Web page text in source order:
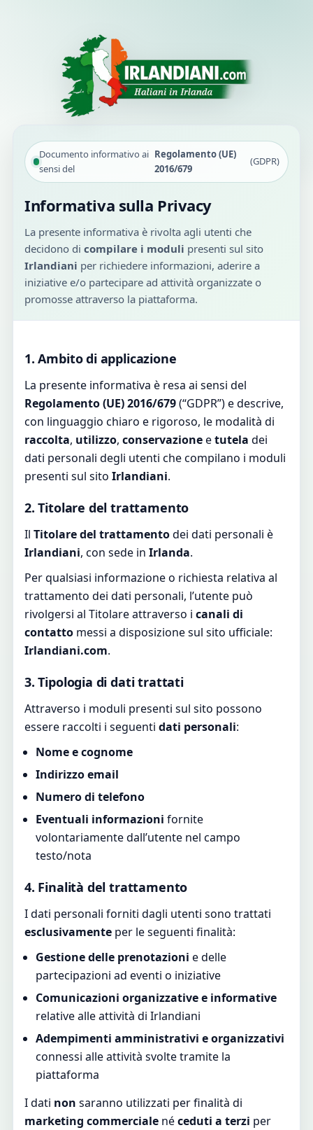
Documento informativo ai
sensi del
Regolamento (UE)
2016/679
(GDPR)
Informativa sulla Privacy
La presente informativa è rivolta agli utenti che
decidono di compilare i moduli presenti sul sito
Irlandiani per richiedere informazioni, aderire a
iniziative e/o partecipare ad attività organizzate o
promosse attraverso la piattaforma.
1. Ambito di applicazione
La presente informativa è resa ai sensi del
Regolamento (UE) 2016/679(“GDPR”) e descrive,
con linguaggio chiaro e rigoroso, le modalità di
raccolta, utilizzo, conservazioneetutela dei
dati personali degli utenti che compilano i moduli
presenti sul sito Irlandiani.
2. Titolare del trattamento
Il Titolare del trattamentodei dati personali è
Irlandiani, con sede in Irlanda.
Per qualsiasi informazione o richiesta relativa al
trattamento dei dati personali, l’utente può
rivolgersi al Titolare attraverso i canali di
contatto messi a disposizione sul sito ufficiale:
Irlandiani.com.
3. Tipologia di dati trattati
Attraverso i moduli presenti sul sito possono
essere raccolti i seguenti dati personali:
Nome e cognome
Indirizzo email
Numero di telefono
Eventuali informazioni fornite
volontariamente dall’utente nel campo
testo/nota
4. Finalità del trattamento
I dati personali forniti dagli utenti sono trattati
esclusivamente per le seguenti finalità:
Gestione delle prenotazioni e delle
partecipazioni ad eventi o iniziative
Comunicazioni organizzative e informative
relative alle attività di Irlandiani
Adempimenti amministrativi e organizzativi
connessi alle attività svolte tramite la
piattaforma
I dati non saranno utilizzati per finalità di
marketing commerciale néceduti a terzi per